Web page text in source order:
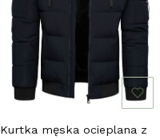
Kurtka męska ocieplana z